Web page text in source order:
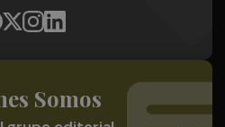
Somos